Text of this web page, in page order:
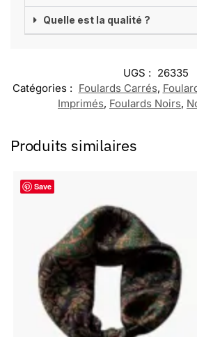
Quelle est la qualité ?
UGS : 26335
Catégories : Foulards Carrés,
Imprimés, Foulards Noirs,
Produits similaires
Save